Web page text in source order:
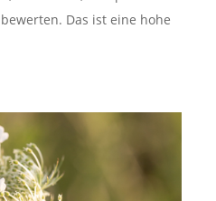
Das ist eine hohe